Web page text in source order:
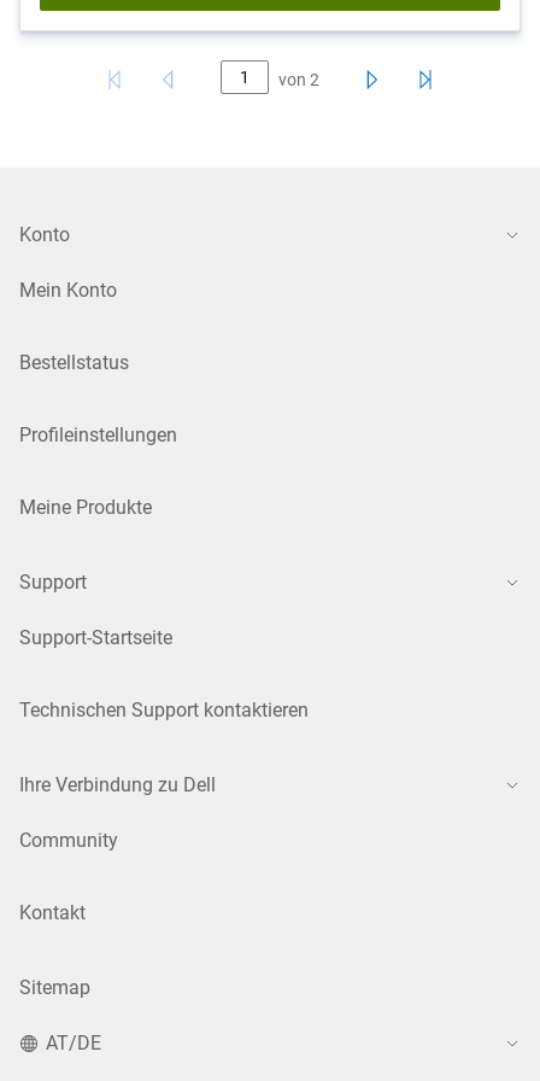
von2
Konto
Mein Konto
Bestellstatus
Profileinstellungen
Meine Produkte
Support
Support-Startseite
Technischen Support kontaktieren
Ihre Verbindung zu Dell
Community
Kontakt
Sitemap
AT/DE